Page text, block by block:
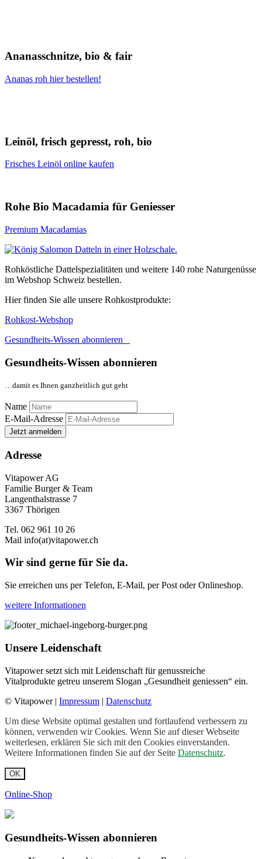
Ananasschnitze, bio & fair
Ananas roh hier bestellen!
Leinöl, frisch gepresst, roh, bio
Frisches Leinöl online kaufen
Rohe Bio Macadamia für Geniesser
Premium Macadamias
Rohköstliche Dattelspezialitäten und weitere 140 rohe Naturgenüsse
im Webshop Schweiz bestellen.
Hier finden Sie alle unsere Rohkostprodukte:
Rohkost-Webshop
Gesundheits-Wissen abonnieren
Gesundheits-Wissen abonnieren
…damit es Ihnen ganzheitlich gut geht
Name
E-Mail-Adresse
Jetzt anmelden
Adresse
Vitapower AG
Familie Burger & Team
Langenthalstrasse 7
3367 Thörigen
Tel. 062 961 10 26
Mail info(at)vitapower.ch
Wir sind gerne für Sie da.
Sie erreichen uns per Telefon, E-Mail, per Post oder Onlineshop.
weitere Informationen
Unsere Leidenschaft
Vitapower setzt sich mit Leidenschaft für genussreiche
Vitalprodukte getreu unserem Slogan „Gesundheit geniessen“ ein.
© Vitapower | Impressum | Datenschutz
Um diese Website optimal gestalten und fortlaufend verbessern zu
können, verwenden wir Cookies. Wenn Sie auf dieser Webseite
weiterlesen, erklären Sie sich mit den Cookies einverstanden.
Weitere Informationen finden Sie auf der Seite Datenschutz.
OK
Online-Shop
Gesundheits-Wissen abonnieren